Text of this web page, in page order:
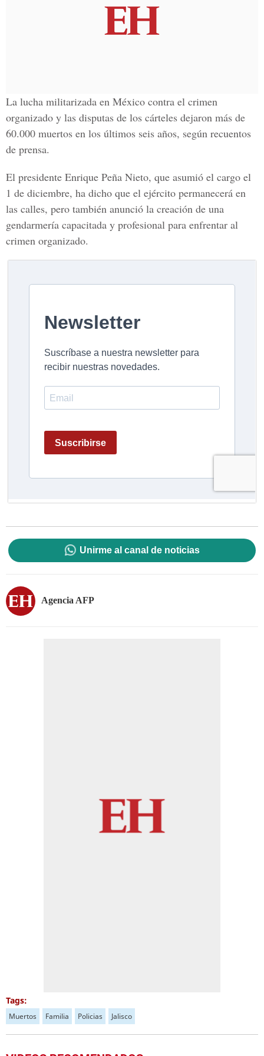
La lucha militarizada en México contra el crimen
organizado y las disputas de los cárteles dejaron más de
60.000 muertos en los últimos seis años, según recuentos
de prensa.
El presidente Enrique Peña Nieto, que asumió el cargo el
1 de diciembre, ha dicho que el ejército permanecerá en
las calles, pero también anunció la creación de una
gendarmería capacitada y profesional para enfrentar al
crimen organizado.
Unirme al canal de noticias
Agencia AFP
Tags:
Muertos Familia Policias Jalisco